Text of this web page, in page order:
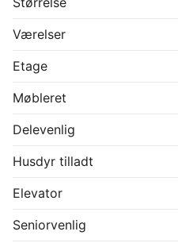
Værelser
Etage
Møbleret
Delevenlig
Husdyr tilladt
Elevator
Seniorvenlig